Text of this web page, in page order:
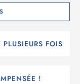
FOIS
!